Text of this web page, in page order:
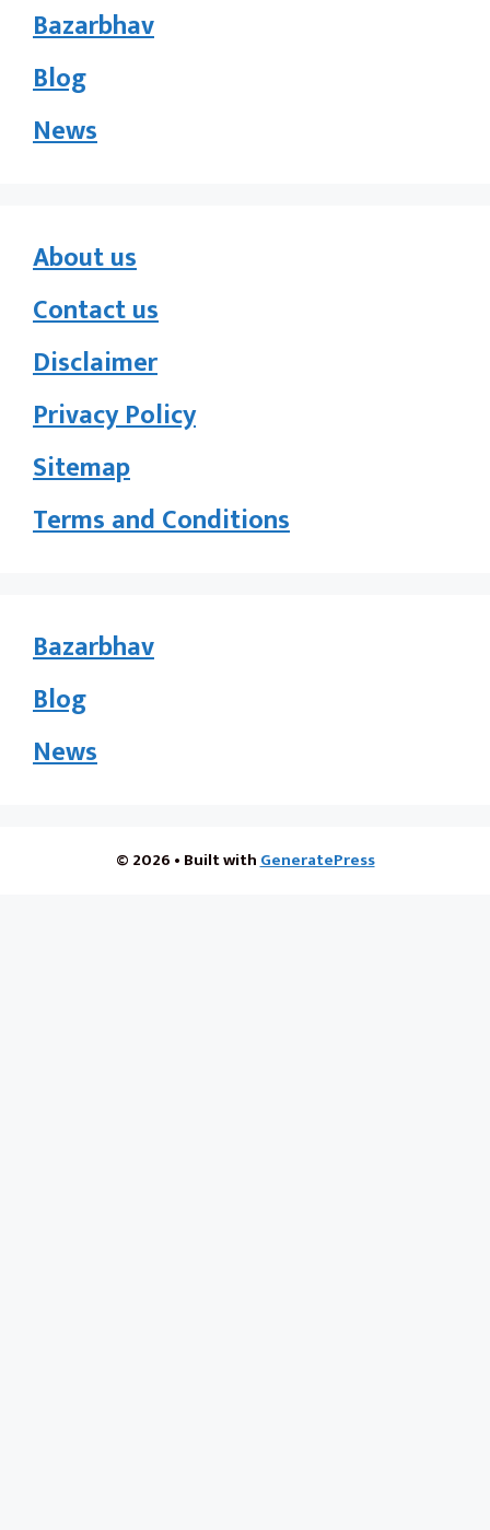
Bazarbhav
Blog
News
About us
Contact us
Disclaimer
Privacy Policy
Sitemap
Terms and Conditions
Bazarbhav
Blog
News
© 2026 • Built withGeneratePress